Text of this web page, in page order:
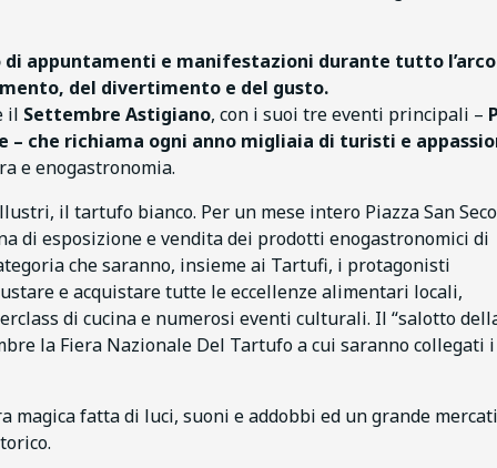
di appuntamenti e manifestazioni durante tutto l’arco
del divertimento e del gusto.
il Settembre Astigiano, con i suoi tre eventi principali –
– che richiama ogni anno migliaia di turisti e
e enogastronomia.
il tartufo bianco. Per un mese intero Piazza San
di esposizione e vendita dei prodotti enogastronomici di
che saranno, insieme ai Tartufi, i protagonisti
e acquistare tutte le eccellenze alimentari locali,
di cucina e numerosi eventi culturali. Il “salotto
la Fiera Nazionale Del Tartufo a cui saranno collegati i
magica fatta di luci, suoni e addobbi ed un grande